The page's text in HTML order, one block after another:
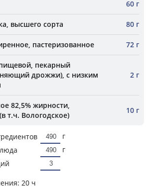
60 г
высшего сорта 80 г
пастеризованное 72 г
пекарный
дрожжи), с низким
2 г
82,5% жирности,
т.ч. Вологодское)
10 г
г
г
20 ч